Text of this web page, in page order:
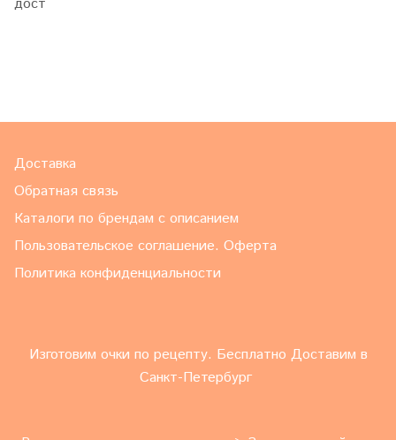
Доставка
Обратная связь
Каталоги по брендам с описанием
Пользовательское соглашение. Оферта
Политика конфиденциальности
Изготовим очки по рецепту. Бесплатно Доставим в
Санкт-Петербург